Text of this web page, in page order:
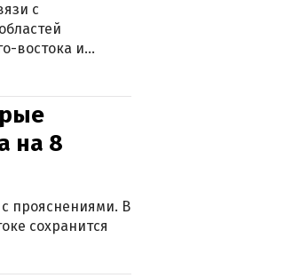
с
востока и
на 8
с прояснениями. В
сохранится